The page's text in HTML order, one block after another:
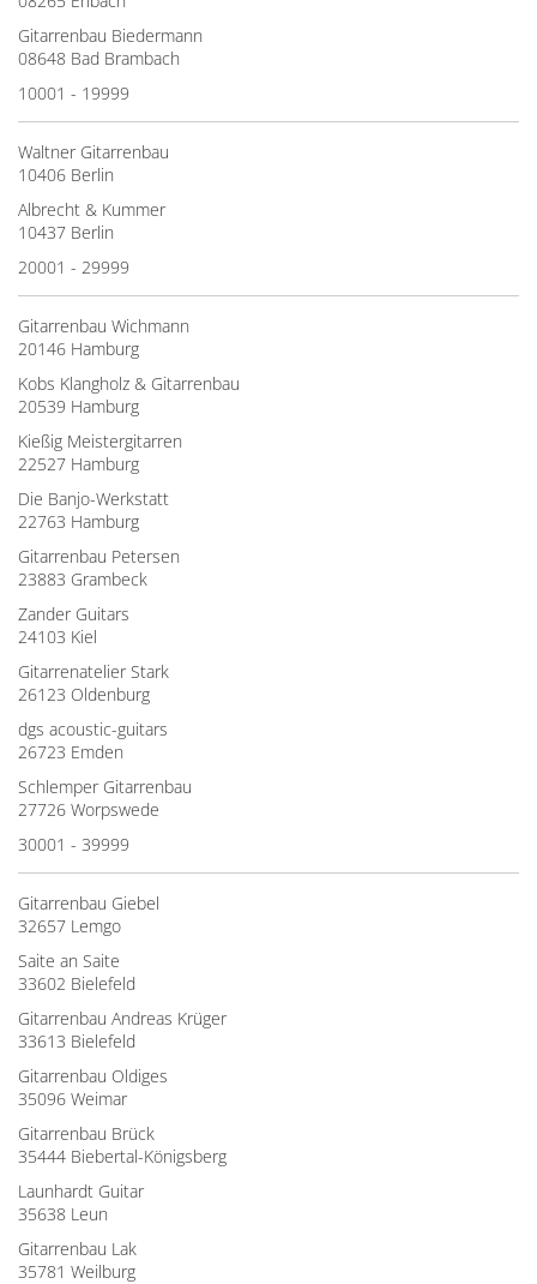
Gitarrenbau Biedermann
08648 Bad Brambach
10001 - 19999
Waltner Gitarrenbau
10406 Berlin
Albrecht & Kummer
10437 Berlin
20001 - 29999
Gitarrenbau Wichmann
20146 Hamburg
Kobs Klangholz & Gitarrenbau
20539 Hamburg
Kießig Meistergitarren
22527 Hamburg
Die Banjo-Werkstatt
22763 Hamburg
Gitarrenbau Petersen
23883 Grambeck
Zander Guitars
24103 Kiel
Gitarrenatelier Stark
26123 Oldenburg
dgs acoustic-guitars
26723 Emden
Schlemper Gitarrenbau
27726 Worpswede
30001 - 39999
Gitarrenbau Giebel
32657 Lemgo
Saite an Saite
33602 Bielefeld
Gitarrenbau Andreas Krüger
33613 Bielefeld
Gitarrenbau Oldiges
35096 Weimar
Gitarrenbau Brück
35444 Biebertal-Königsberg
Launhardt Guitar
35638 Leun
Gitarrenbau Lak
35781 Weilburg